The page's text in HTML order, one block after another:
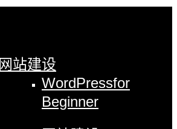
网站建设
WordPressfor
Beginner